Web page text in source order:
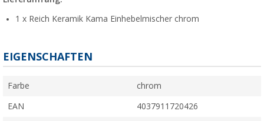
1 x Reich Keramik Kama Einhebelmischer chrom
EIGENSCHAFTEN
Farbe chrom
EAN 4037911720426